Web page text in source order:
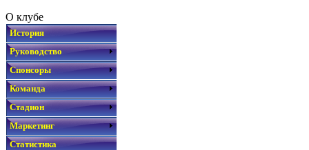
О клубе
История
Руководство
Спонсоры
Команда
Стадион
Маркетинг
Статистика